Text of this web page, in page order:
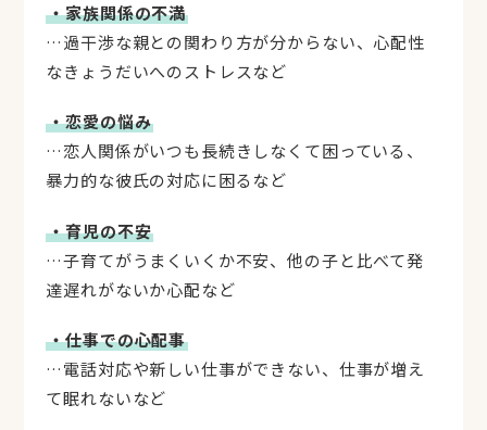
・家族関係の不満
…過干渉な親との関わり方が分からない、心配性
なきょうだいへのストレスなど
・恋愛の悩み
…恋人関係がいつも長続きしなくて困っている、
暴力的な彼氏の対応に困るなど
・育児の不安
…子育てがうまくいくか不安、他の子と比べて発
達遅れがないか心配など
・仕事での心配事
…電話対応や新しい仕事ができない、仕事が増え
て眠れないなど